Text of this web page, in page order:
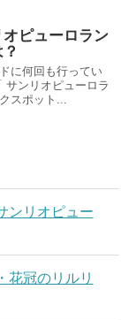
ピューロラン
に何回も行ってい
サンリオピューロラ
スポット...
ンリオピュー
花冠のリルリ